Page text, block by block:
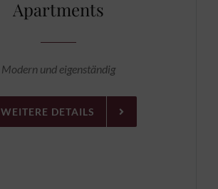
Apartments
Modern und eigenständig
WEITERE DETAILS